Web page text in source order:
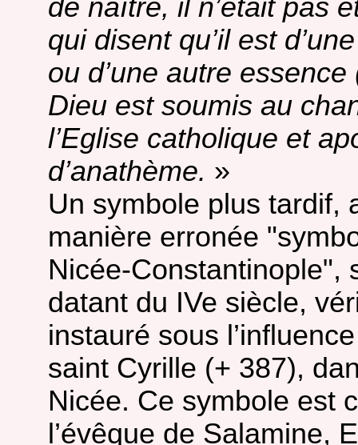
de naître, il n’était pas
qui disent qu’il est
ou d’une autre
Dieu est soumis au
l’Eglise catholique et
d’anathème. »
Un symbole plus tardif,
manière erronée
Nicée-Constantinople",
datant du IVe siècle,
instauré sous
saint Cyrille (+ 387),
Nicée. Ce symbole est
l’évêque de Salamine,